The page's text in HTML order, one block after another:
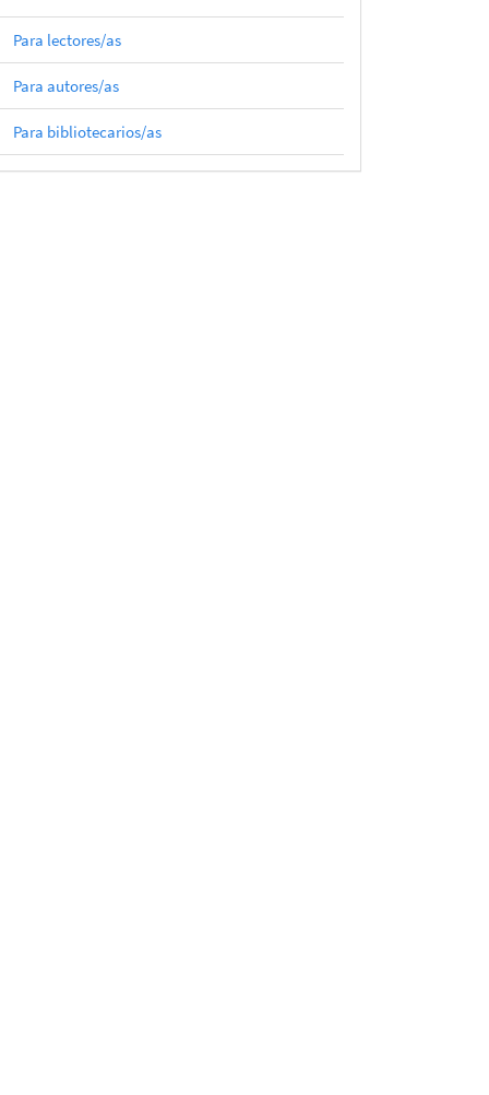
Para lectores/as
Para autores/as
Para bibliotecarios/as